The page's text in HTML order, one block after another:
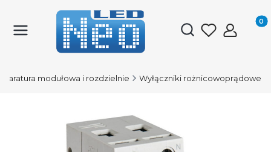
Otwórz
modułowa i rozdzielnie Wyłączniki rożnicowoprądowe